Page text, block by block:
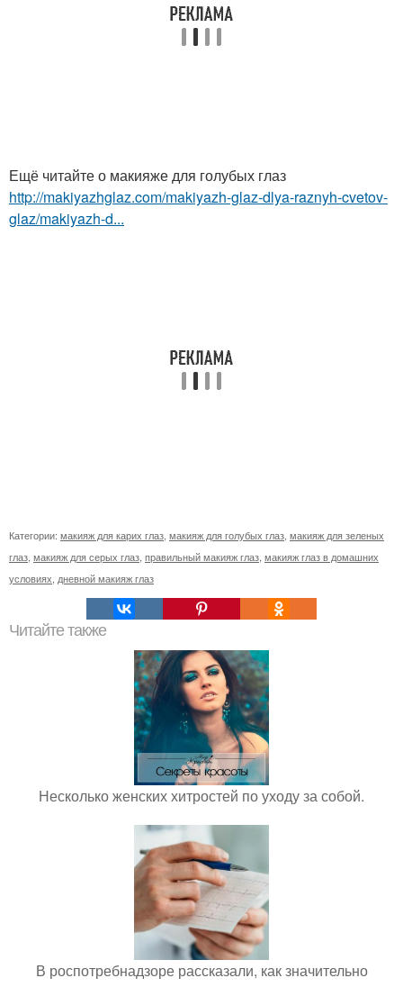
Ещё читайте о макияже для голубых глаз
http://makiyazhglaz.com/makiyazh-glaz-dlya-raznyh-cvetov-
glaz/makiyazh-d...
Категории: макияж для карих глаз макияж для голубых глаз макияж для зеленых
глаз макияж для серых глаз правильный макияж глаз макияж глаз в домашних
условиях дневной макияж глаз
Читайте также
Несколько женских хитростей по уходу за собой.
В роспотребнадзоре рассказали, как значительно